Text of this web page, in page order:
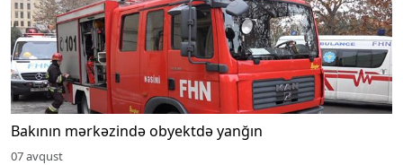
Bakının mərkəzində obyektdə yanğın
07 avqust